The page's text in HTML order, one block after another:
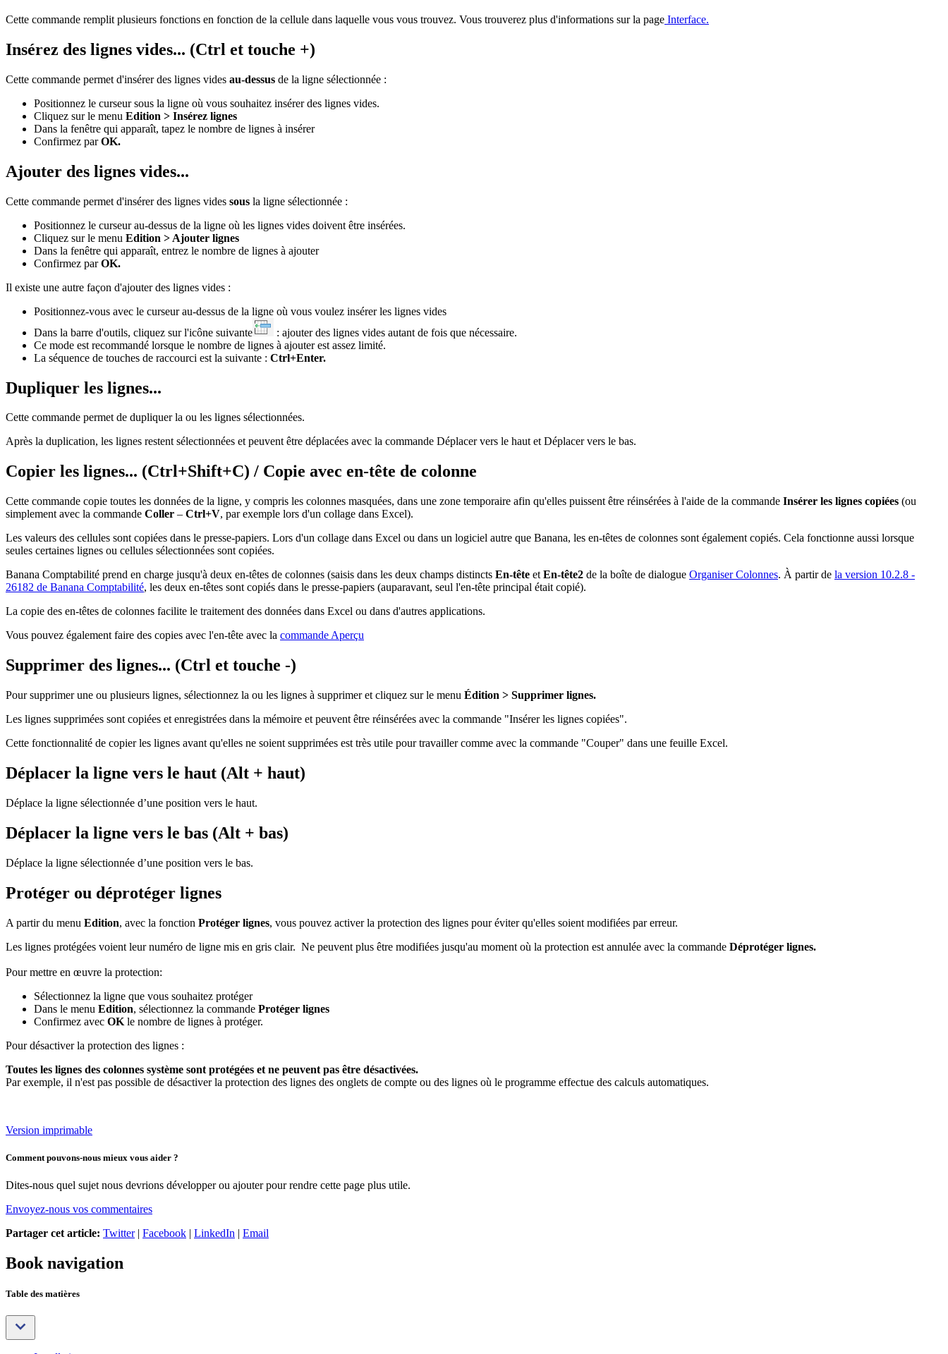
Cette commande remplit plusieurs fonctions en fonction de la cellule dans laquelle vous vous trouvez. Vous trouverez plus d'informations sur la page Interface.
Insérez des lignes vides... (Ctrl et touche +)
Cette commande permet d'insérer des lignes vides au-dessus de la ligne sélectionnée :
Positionnez le curseur sous la ligne où vous souhaitez insérer des lignes vides.
Cliquez sur le menu Edition > Insérez lignes
Dans la fenêtre qui apparaît, tapez le nombre de lignes à insérer
Confirmez parOK.
Ajouter des lignes vides...
Cette commande permet d'insérer des lignes vides sous la ligne sélectionnée :
Positionnez le curseur au-dessus de la ligne où les lignes vides doivent être insérées.
Cliquez sur le menu Edition > Ajouter lignes
Dans la fenêtre qui apparaît, entrez le nombre de lignes à ajouter
Confirmez parOK.
Il existe une autre façon d'ajouter des lignes vides :
Positionnez-vous avec le curseur au-dessus de la ligne où vous voulez insérer les lignes vides
Dans la barre d'outils, cliquez sur l'icône suivante
: ajouter des lignes vides autant de fois que nécessaire.
Ce mode est recommandé lorsque le nombre de lignes à ajouter est assez limité.
La séquence de touches de raccourci est la suivante : Ctrl+Enter.
Dupliquer les lignes...
Cette commande permet de dupliquer la ou les lignes sélectionnées.
Après la duplication, les lignes restent sélectionnées et peuvent être déplacées avec la commande Déplacer vers le haut et Déplacer vers le bas.
Copier les lignes... (Ctrl+Shift+C) / Copie avec en-tête de colonne
Cette commande copie toutes les données de la ligne, y compris les colonnes masquées, dans une zone temporaire afin qu'elles puissent être réinsérées à l'aide de la commande Insérer les lignes copiées (ou
simplement avec la commande Coller – Ctrl+V, par exemple lors d'un collage dans Excel).
Les valeurs des cellules sont copiées dans le presse-papiers. Lors d'un collage dans Excel ou dans un logiciel autre que Banana, les en-têtes de colonnes sont également copiés. Cela fonctionne aussi lorsque
seules certaines lignes ou cellules sélectionnées sont copiées.
Banana Comptabilité prend en charge jusqu'à deux en-têtes de colonnes (saisis dans les deux champs distincts En-tête et En-tête2 de la boîte de dialogue Organiser Colonnes. À partir de la version 10.2.8 -
26182 de Banana Comptabilité, les deux en-têtes sont copiés dans le presse-papiers (auparavant, seul l'en-tête principal était copié).
La copie des en-têtes de colonnes facilite le traitement des données dans Excel ou dans d'autres applications.
Vous pouvez également faire des copies avec l'en-tête avec la commande Aperçu
Supprimer des lignes... (Ctrl et touche -)
Pour supprimer une ou plusieurs lignes, sélectionnez la ou les lignes à supprimer et cliquez sur le menu Édition > Supprimer lignes.
Les lignes supprimées sont copiées et enregistrées dans la mémoire et peuvent être réinsérées avec la commande "Insérer les lignes copiées".
Cette fonctionnalité de copier les lignes avant qu'elles ne soient supprimées est très utile pour travailler comme avec la commande "Couper" dans une feuille Excel.
Déplacer la ligne vers le haut (Alt + haut)
Déplace la ligne sélectionnée d’une position vers le haut.
Déplacer la ligne vers le bas (Alt + bas)
Déplace la ligne sélectionnée d’une position vers le bas.
Protéger ou déprotéger lignes
A partir du menu Edition, avec la fonction Protéger lignes, vous pouvez activer la protection des lignes pour éviter qu'elles soient modifiées par erreur.
Les lignes protégées voient leur numéro de ligne mis en gris clair. Ne peuvent plus être modifiées jusqu'au moment où la protection est annulée avec la commande Déprotéger lignes.
Pour mettre en œuvre la protection:
Sélectionnez la ligne que vous souhaitez protéger
Dans le menu Edition, sélectionnez la commande Protéger lignes
Confirmez avec OK le nombre de lignes à protéger.
Pour désactiver la protection des lignes :
Toutes les lignes des colonnes système sont protégées et ne peuvent pas être désactivées.
Par exemple, il n'est pas possible de désactiver la protection des lignes des onglets de compte ou des lignes où le programme effectue des calculs automatiques.
Version imprimable
Comment pouvons-nous mieux vous aider ?
Dites-nous quel sujet nous devrions développer ou ajouter pour rendre cette page plus utile.
Envoyez-nous vos commentaires
Partager cet article: Twitter| Facebook | LinkedIn | Email
Book navigation
Table des matières